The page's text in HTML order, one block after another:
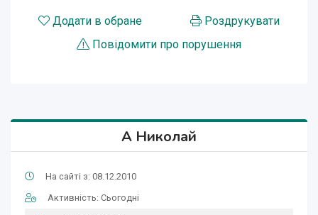
Додати в обране
Роздрукувати
Повідомити про порушення
A Николай
На сайті з: 08.12.2010
Активність: Сьогодні